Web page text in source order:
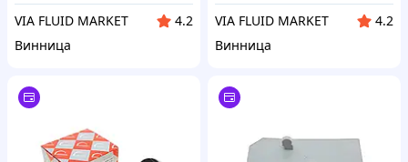
VIA FLUID MARKET
4.2
Винница
VIA FLUID MARKET
4.2
Винница